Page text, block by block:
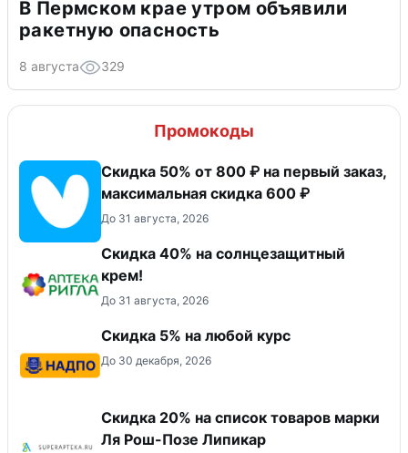
В Пермском крае утром объявили
ракетную опасность
8 августа 329
Промокоды
Скидка 50% от 800 ₽ на первый заказ,
максимальная скидка 600 ₽
До 31 августа, 2026
Скидка 40% на солнцезащитный
крем!
До 31 августа, 2026
Скидка 5% на любой курс
До 30 декабря, 2026
Скидка 20% на список товаров марки
Ля Рош-Позе Липикар